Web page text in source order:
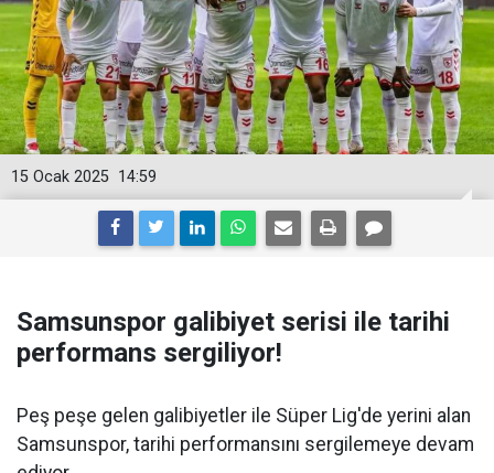
14:59
15 Ocak 2025
Samsunspor galibiyet serisi ile tarihi
performans sergiliyor!
Peş peşe gelen galibiyetler ile Süper Lig'de yerini alan
Samsunspor, tarihi performansını sergilemeye devam